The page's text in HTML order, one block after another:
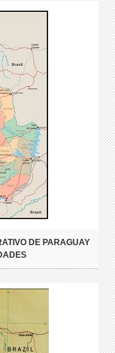
DE PARAGUAY